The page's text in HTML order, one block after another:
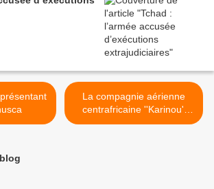
La compagnie aérienne
centrafricaine ''Karinou''
s'ouvre le ciel béninois >